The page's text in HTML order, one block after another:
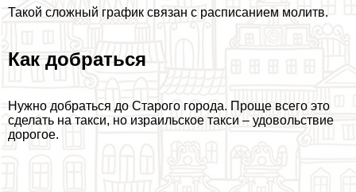
Такой сложный график связан с расписанием молитв.
Как добраться
Нужно добраться до Старого города. Проще всего это
сделать на такси, но израильское такси – удовольствие
дорогое.